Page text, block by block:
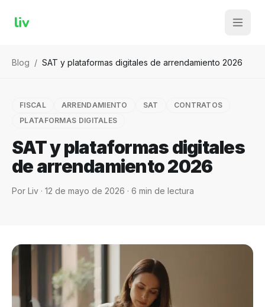
liv
Blog / SAT y plataformas digitales de arrendamiento 2026
FISCAL ARRENDAMIENTO SAT
CONTRATOS
PLATAFORMAS DIGITALES
SAT y plataformas digitales
de arrendamiento 2026
Por Liv · 12 de mayo de 2026 · 6 min de lectura